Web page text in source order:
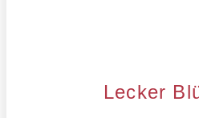
Lecker
Lecker